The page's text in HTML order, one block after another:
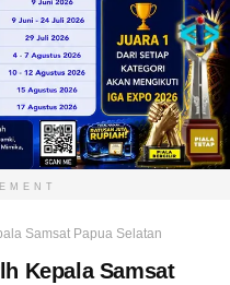
Samsat Papua Selatan
Kepala Samsat